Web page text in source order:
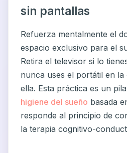
sin pantallas
Refuerza mentalmente el
espacio exclusivo para el
Retira el televisor si lo
nunca uses el portátil en la
ella. Esta práctica es un
higiene del sueño basada
responde al principio de
la terapia cognitivo-